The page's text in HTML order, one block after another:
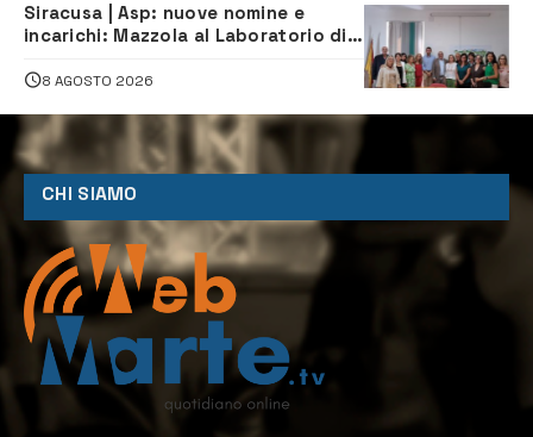
Siracusa | Asp: nuove nomine e
incarichi: Mazzola al Laboratorio di
Servizio Legale
8 AGOSTO 2026
CHI SIAMO